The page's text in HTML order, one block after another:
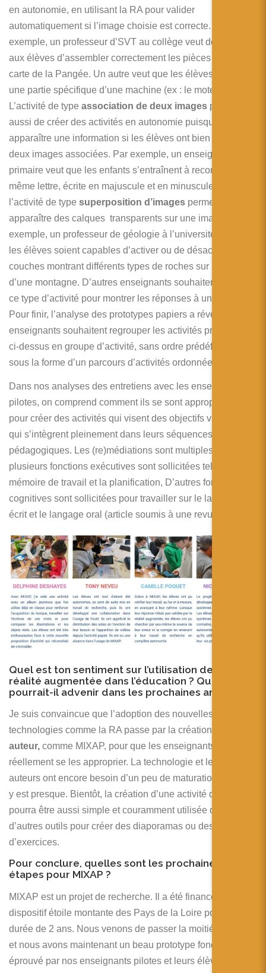
en autonomie, en utilisant la RA pour valider
automatiquement si l’image choisie est correcte. Par
exemple, un professeur d’SVT au collège veut demander
aux élèves d’assembler correctement les pièces d’une
carte de la Pangée. Un autre veut que les élèves identifient
une partie spécifique d’une machine (ex : le moteur).
L’activité de type association de deux images permet
aussi de créer des activités en autonomie puisqu’elle fait
apparaître une information si les élèves ont bien trouvé
deux images associées. Par exemple, un enseignant du
primaire veut que les enfants s’entraînent à reconnaître la
même lettre, écrite en majuscule et en minuscule. Enfin,
l’activité de type superposition d’images permet de faire
apparaître des calques transparents sur une image. Par
exemple, un professeur de géologie à l’université veut que
les élèves soient capables d’activer ou de désactiver des
couches montrant différents types de roches sur la photo
d’une montagne. D’autres enseignants souhaitent utiliser
ce type d’activité pour montrer les réponses à un exercice.
Pour finir, l’analyse des prototypes papiers a révélé que les
enseignants souhaitent regrouper les activités présentées
ci-dessus en groupe d’activité, sans ordre prédéfini, ou
sous la forme d’un parcours d’activités ordonnées.
Dans nos analyses des entretiens avec les enseignants
pilotes, on comprend comment ils se sont approprié la RA
pour créer des activités qui visent des objectifs variés et
qui s’intègrent pleinement dans leurs séquences
pédagogiques. Les (re)médiations sont multiples et
plusieurs fonctions exécutives sont sollicitées telles que la
mémoire de travail et la planification, D’autres fonctions
cognitives sont sollicitées pour travailler sur le langage
écrit et le langage oral (article soumis à une revue).
Quel est ton sentiment sur l’utilisation de la
réalité augmentée dans l’éducation ? Que
pourrait-il advenir dans les prochaines années ?
Je suis convaincue que l’adoption des nouvelles
technologies comme la RA passe par la création d’
auteur, comme MIXAP, pour que les enseignants puissent
réellement se les approprier. La technologie et les outils
auteurs ont encore besoin d’un peu de maturation, mais on
y est presque. Bientôt, la création d’une activité de RA
pourra être aussi simple et couramment utilisée que
d’autres outils pour créer des diaporamas ou des fiches
d’exercices.
Pour conclure, quelles sont les prochaines
étapes pour MIXAP ?
MIXAP est un projet de recherche. Il a été financé par le
dispositif étoile montante des Pays de la Loire pour une
durée de 2 ans. Nous venons de passer la moitié du projet
et nous avons maintenant un beau prototype fonctionnel et
éprouvé par nos enseignants pilotes et leurs élèves.